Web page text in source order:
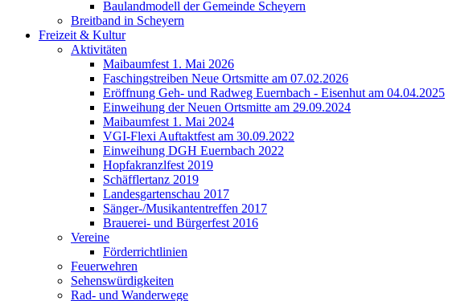
Baulandmodell der Gemeinde Scheyern
Breitband in Scheyern
Freizeit & Kultur
Aktivitäten
Maibaumfest 1. Mai 2026
Faschingstreiben Neue Ortsmitte am 07.02.2026
Eröffnung Geh- und Radweg Euernbach - Eisenhut am 04.04.2025
Einweihung der Neuen Ortsmitte am 29.09.2024
Maibaumfest 1. Mai 2024
VGI-Flexi Auftaktfest am 30.09.2022
Einweihung DGH Euernbach 2022
Hopfakranzlfest 2019
Schäfflertanz 2019
Landesgartenschau 2017
Sänger-/Musikantentreffen 2017
Brauerei- und Bürgerfest 2016
Vereine
Förderrichtlinien
Feuerwehren
Sehenswürdigkeiten
Rad- und Wanderwege